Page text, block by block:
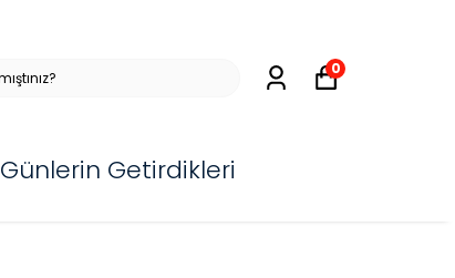
Günlerin Getirdikleri
0